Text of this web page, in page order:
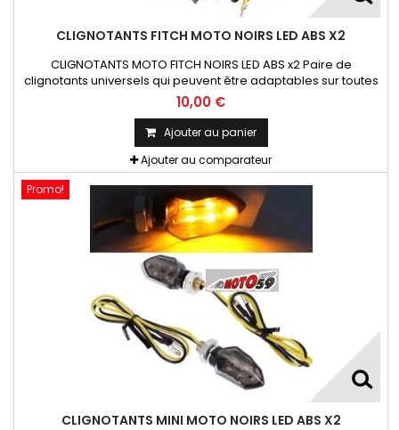
CLIGNOTANTS FITCH MOTO NOIRS LED ABS X2
CLIGNOTANTS MOTO FITCH NOIRS LED ABS x2 Paire de
clignotants universels qui peuvent être adaptables sur toutes
motos ou scooters
10,00 €
Ajouter au panier
Ajouter au comparateur
Promo!
CLIGNOTANTS MINI MOTO NOIRS LED ABS X2